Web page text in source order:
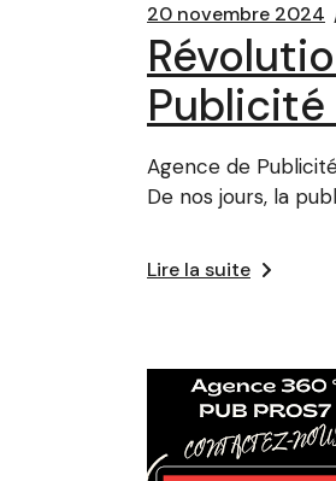
20 novembre 2024
Agence de
De nos jours, la
Lire la suite